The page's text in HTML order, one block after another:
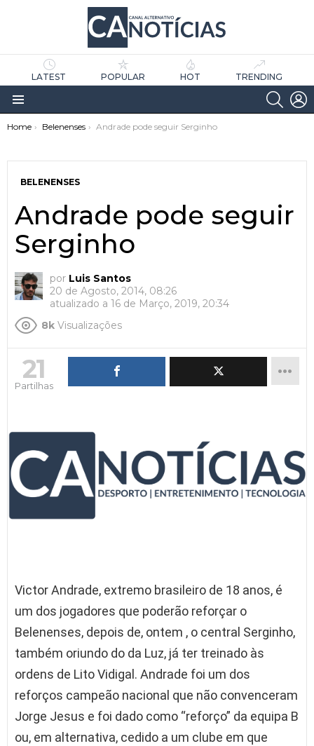
LATEST POPULAR HOT TRENDING
Menu
You are here:
Home Belenenses Andrade pode seguir Serginho
BELENENSES
Andrade pode seguir
Serginho
por Luis Santos
20 de Agosto, 2014, 08:26
atualizado a 16 de Março, 2019, 20:34
8k Visualizações
21
Partilhas
Victor Andrade, extremo brasileiro de 18 anos, é
um dos jogadores que poderão reforçar o
Belenenses, depois de, ontem , o central Serginho,
também oriundo do da Luz, já ter treinado às
ordens de Lito Vidigal. Andrade foi um dos
reforços campeão nacional que não convenceram
Jorge Jesus e foi dado como “reforço” da equipa B
ou, em alternativa, cedido a um clube em que